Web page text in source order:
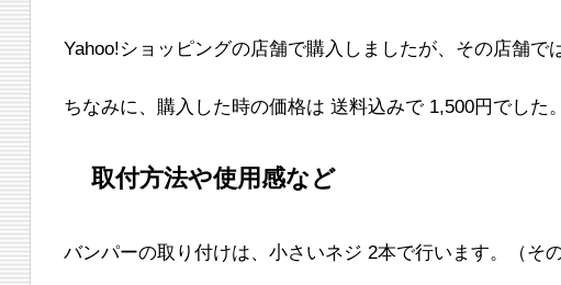
Yahoo!ショッピングの店舗で購入しましたが、その店舗で
ちなみに、購入した時の価格は 送料込みで 1,500円でした。
取付方法や使用感など
バンパーの取り付けは、小さいネジ 2本で行います。（そ